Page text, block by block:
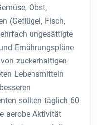
Obst,
(Geflügel, Fisch,
ungesättigte
Ernährungspläne
zuckerhaltigen
Lebensmitteln
sollten täglich 60
aerobe Aktivität